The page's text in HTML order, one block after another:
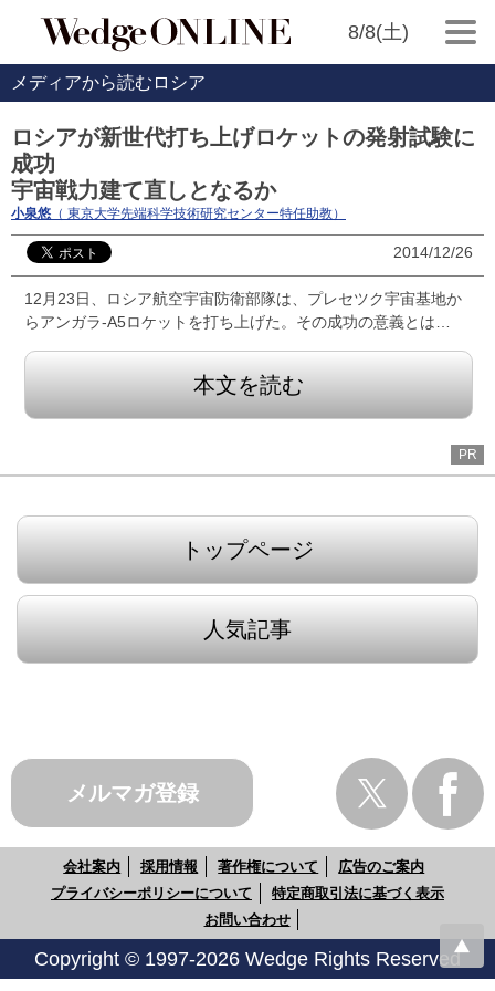
8/8(土)
メディアから読むロシア
ロシアが新世代打ち上げロケットの発射試験に
成功
宇宙戦力建て直しとなるか
小泉悠 （ 東京大学先端科学技術研究センター特任助教）
2014/12/26
12月23日、ロシア航空宇宙防衛部隊は、プレセツク宇宙基地か
らアンガラ-A5ロケットを打ち上げた。その成功の意義とは…
本文を読む
PR
トップページ
人気記事
メルマガ登録
会社案内 採用情報 著作権について
広告のご案内
プライバシーポリシーについて
特定商取引法に基づく表示
お問い合わせ
Copyright © 1997-2026 Wedge Rights Reserved